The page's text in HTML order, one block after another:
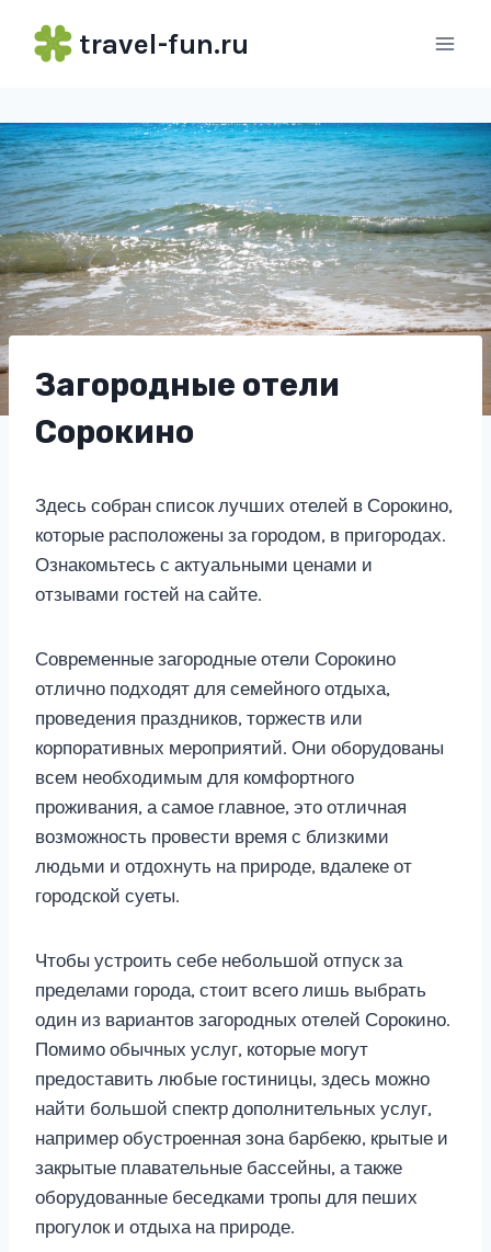
travel-fun.ru
Загородные отели
Сорокино
Здесь собран список лучших отелей в Сорокино,
которые расположены за городом, в пригородах.
Ознакомьтесь с актуальными ценами и
отзывами гостей на сайте.
Современные загородные отели Сорокино
отлично подходят для семейного отдыха,
проведения праздников, торжеств или
корпоративных мероприятий. Они оборудованы
всем необходимым для комфортного
проживания, а самое главное, это отличная
возможность провести время с близкими
людьми и отдохнуть на природе, вдалеке от
городской суеты.
Чтобы устроить себе небольшой отпуск за
пределами города, стоит всего лишь выбрать
один из вариантов загородных отелей Сорокино.
Помимо обычных услуг, которые могут
предоставить любые гостиницы, здесь можно
найти большой спектр дополнительных услуг,
например обустроенная зона барбекю, крытые и
закрытые плавательные бассейны, а также
оборудованные беседками тропы для пеших
прогулок и отдыха на природе.